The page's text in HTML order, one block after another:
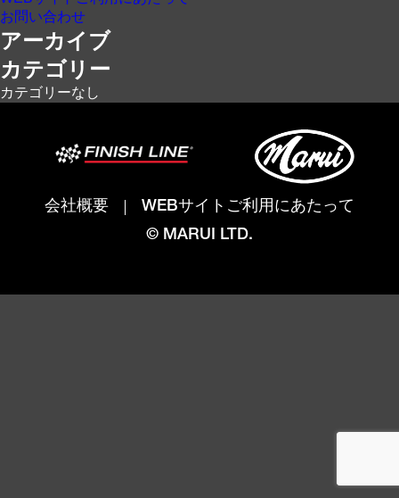
お問い合わせ
アーカイブ
カテゴリー
カテゴリーなし
会社概要
WEBサイトご利用にあたって
© MARUI LTD.